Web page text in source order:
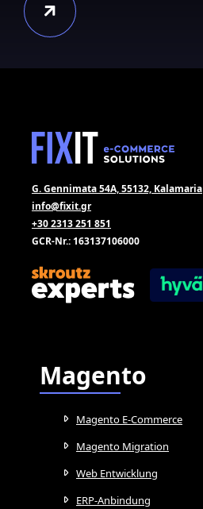
G. Gennimata 54A, 55132, Kalamaria
info@fixit.gr
+30 2313 251 851
GCR-Nr.: 163137106000
Magento
Magento E-Commerce
Magento Migration
Web Entwicklung
ERP-Anbindung